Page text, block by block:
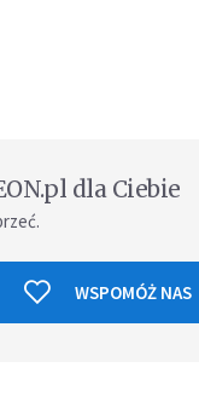
dla Ciebie
WSPOMÓŻ NAS